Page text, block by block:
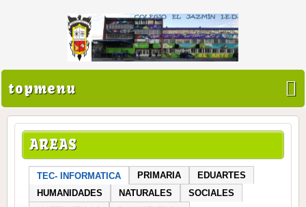
topmenu
AREAS
TEC- INFORMATICA PRIMARIA
EDUARTES
HUMANIDADES
NATURALES
SOCIALES